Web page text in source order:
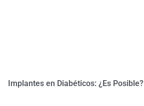
Implantes en Diabéticos: ¿Es Posible?